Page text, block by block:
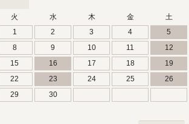
火 水 木 金
土
1
2 3 4
5
8 9 10 11
12
15 16 17 18
19
22 23 24 25
26
29 30